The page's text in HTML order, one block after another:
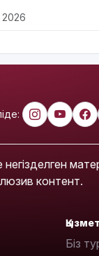
контент.
Қызмет
Біз